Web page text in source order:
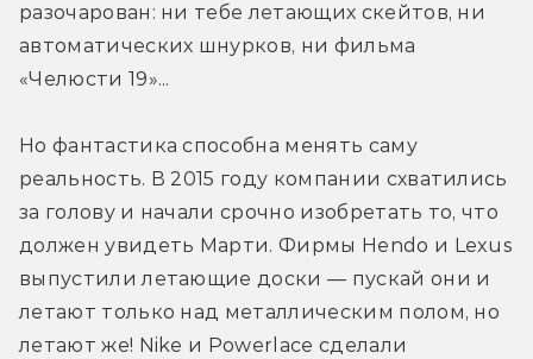
разочарован: ни тебе летающих скейтов, ни
автоматических шнурков, ни фильма
«Челюсти 19»...
Но фантастика способна менять саму
реальность. В 2015 году компании схватились
за голову и начали срочно изобретать то, что
должен увидеть Марти. Фирмы Hendo и Lexus
выпустили летающие доски — пускай они и
летают только над металлическим полом, но
летают же! Nike и Powerlace сделали